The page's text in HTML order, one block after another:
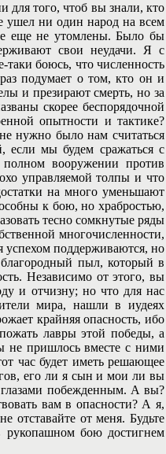
того, чтоб вы знали, кто
ушел ни один народ на всем
еще не утомлены. Было бы
свои неудачи. Я с
таки боюсь, что численность
подумает о том, кто он и
и презирают смерть, но за
скорее беспорядочной
опытности и тактике?
нужно было нам считаться
если мы будем сражаться с
вооружении против
управляемой толпы и что
на много уменьшают
к бою, но храбростью,
тесно сомкнутые ряды
многочисленности,
успехом поддерживаются, но
пыл, который в
Независимо от этого, вы
и отчизну; но что для нас
мира, нашли в иудеях
крайняя опасность, ибо
лавры этой победы, а
не пришлось вместе с ними
час будет иметь решающее
его ли я сын и мои ли вы
глазами побежденным. А вы?
вам в опасности? А я,
отставайте от меня. Будьте
рукопашном бою достигнем